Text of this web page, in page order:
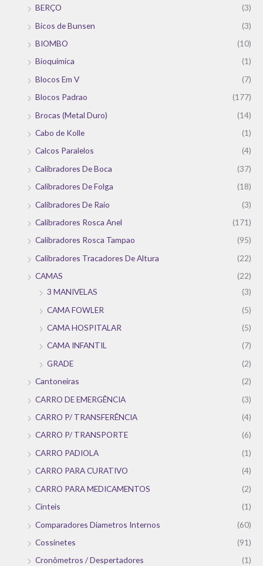
BERÇO
(3)
Bicos de Bunsen
(3)
BIOMBO
(10)
Bioquímica
(1)
Blocos Em V
(7)
Blocos Padrao
(177)
Brocas (Metal Duro)
(14)
Cabo de Kolle
(1)
Calcos Paralelos
(4)
Calibradores De Boca
(37)
Calibradores De Folga
(18)
Calibradores De Raio
(3)
Calibradores Rosca Anel
(171)
Calibradores Rosca Tampao
(95)
Calibradores Tracadores De Altura
(22)
CAMAS
(22)
3 MANIVELAS
(3)
CAMA FOWLER
(5)
CAMA HOSPITALAR
(5)
CAMA INFANTIL
(7)
GRADE
(2)
Cantoneiras
(2)
CARRO DE EMERGÊNCIA
(3)
CARRO P/ TRANSFERÊNCIA
(4)
CARRO P/ TRANSPORTE
(6)
CARRO PADIOLA
(1)
CARRO PARA CURATIVO
(4)
CARRO PARA MEDICAMENTOS
(2)
Cinteis
(1)
Comparadores Diametros Internos
(60)
Cossinetes
(91)
Cronômetros / Despertadores
(1)